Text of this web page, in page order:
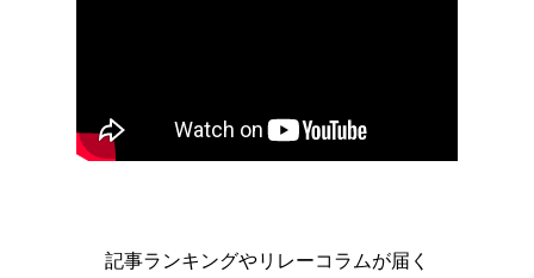
記事ランキングやリレーコラムが届く